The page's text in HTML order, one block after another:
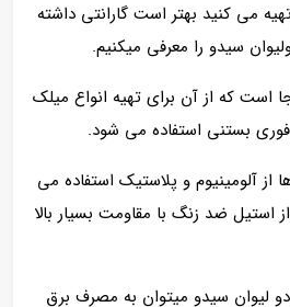
می کنید بهتر است گارانتی داشته
سیدو را معرفی میکنیم.
است که از آن برای تهیه انواع میلک
بستنی استفاده می شود.
آلومینیوم و پلاستیک استفاده می
شود اما شیکر مدل m98 از استیل ضد زنگ با مقاومت بسیار بالا
لیوان سیدو میتوان به مصرف برق